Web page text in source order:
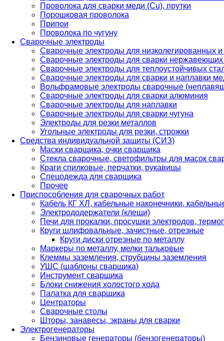
Проволока для сварки меди (Cu), прутки
Порошковая проволока
Припои
Проволока по чугуну
Сварочные электроды
Сварочные электроды для низколегированных и
Сварочные электроды для сварки
Сварочные электроды для теплоустойчивых
Сварочные электроды для сварки и наплавки
Вольфрамовые электроды сварочные
Сварочные электроды для сварки алюминия
Сварочные электроды для наплавки
Сварочные электроды для сварки чугуна
Электроды для резки металлов
Угольные электроды для резки, строжки
Средства индивидуальной защиты (СИЗ)
Маски сварщика, очки сварщика
Стекла сварочные, светофильтры для масок
Краги спилковые, перчатки, рукавицы
Спецодежда для сварщика
Прочее
Приспособления для сварочных работ
Кабель КГ ХЛ, кабельные наконечники,
Электрододержатели (клещи)
Печи для прокалки, просушки электродов,
Круги шлифовальные, зачистные, отрезные
Круги диски отрезные по металлу
Маркеры по металлу, мелки тальковые
Клеммы заземления, струбцины заземления
УШС (шаблоны сварщика)
Инструмент сварщика
Блоки снижения холостого хода
Палатка для сварщика
Центраторы
Сварочные столы
Шторы, занавесы, экраны для сварки
Электрогенераторы
Бензиновые генераторы (бензогенераторы)